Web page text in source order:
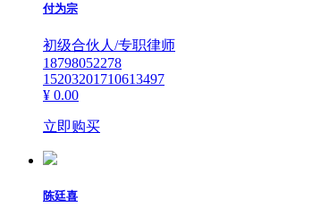
付为宗
初级合伙人/专职律师
18798052278
15203201710613497
¥ 0.00
立即购买
陈廷喜